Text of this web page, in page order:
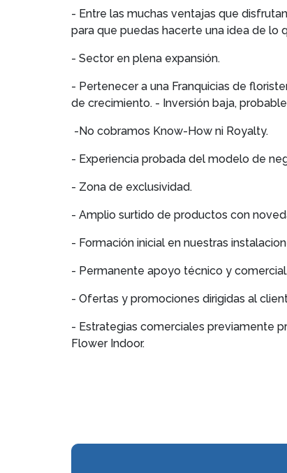
- Entre las muchas ventajas que
para que puedas hacerte una idea de lo
- Sector en plena expansión.
- Pertenecer a una Franquicias de
de crecimiento. - Inversión baja,
-No cobramos Know-How ni Royalty.
- Experiencia probada del modelo de
- Zona de exclusividad.
- Amplio surtido de productos con
- Formación inicial en nuestras
- Permanente apoyo técnico y
- Ofertas y promociones dirigidas al
- Estrategias comerciales previamente
Flower Indoor.